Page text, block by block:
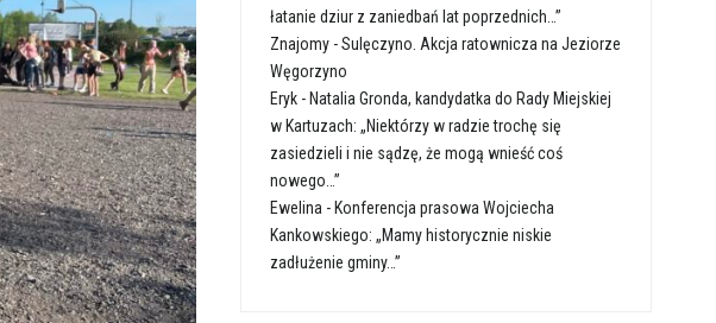
łatanie dziur z zaniedbań lat poprzednich…”
Znajomy -Sulęczyno. Akcja ratownicza na Jeziorze
Węgorzyno
Eryk - Natalia Gronda, kandydatka do Rady Miejskiej
w Kartuzach: „Niektórzy w radzie trochę się
zasiedzieli i nie sądzę, że mogą wnieść coś
nowego…”
Ewelina - Konferencja prasowa Wojciecha
Kankowskiego: „Mamy historycznie niskie
zadłużenie gminy…”